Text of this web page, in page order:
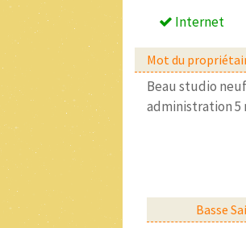
Internet
Mot du
Beau studio
administration 5
Basse